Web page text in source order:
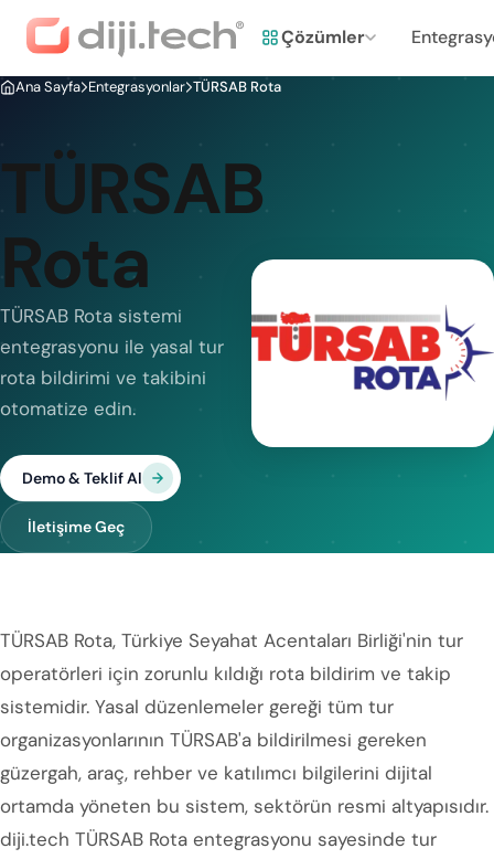
Çözümler
Ana Sayfa Entegrasyonlar TÜRSAB Rota
TÜRSAB
Rota
TÜRSAB Rota sistemi
entegrasyonu ile yasal tur
rota bildirimi ve takibini
otomatize edin.
Demo & Teklif Al
İletişime Geç
TÜRSAB Rota, Türkiye Seyahat Acentaları Birliği'nin tur
operatörleri için zorunlu kıldığı rota bildirim ve takip
sistemidir. Yasal düzenlemeler gereği tüm tur
organizasyonlarının TÜRSAB'a bildirilmesi gereken
güzergah, araç, rehber ve katılımcı bilgilerini dijital
ortamda yöneten bu sistem, sektörün resmi altyapısıdır.
diji.tech TÜRSAB Rota entegrasyonu sayesinde tur